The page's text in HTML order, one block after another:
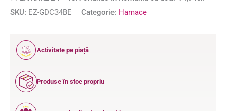
SKU: EZ-GDC34BE Categorie: Hamace
12
ANI
Activitate pe piață
Produse în stoc propriu